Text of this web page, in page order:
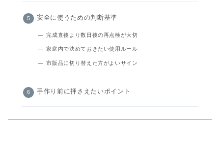
安全に使うための判断基準
完成直後より数日後の再点検が大切
家庭内で決めておきたい使用ルール
市販品に切り替えた方がよいサイン
手作り前に押さえたいポイント